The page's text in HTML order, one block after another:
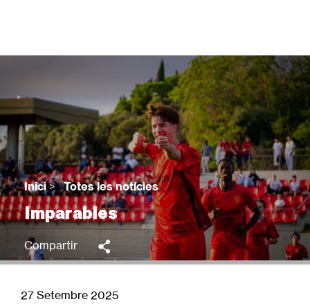
top
Fil
d'Ariadna
Inici > Totes les notícies
Imparables
Compartir
27 Setembre 2025